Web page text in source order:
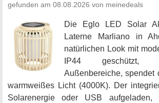
gefunden am 08.08.2026 von meinedeals
Die Eglo LED Solar
Laterne Marliano in
natürlichen Look mit
IP44 geschützt,
Außenbereiche, spendet
warmweißes Licht (4000K). Der
Solarenergie oder USB aufgeladen,